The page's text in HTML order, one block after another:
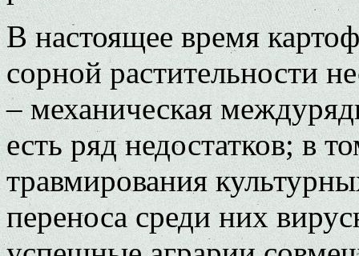
В настоящее время
сорной растительности
– механическая
есть ряд недостатков; в
травмирования
переноса среди них